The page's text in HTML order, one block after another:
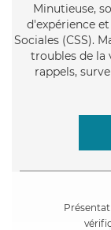
Minutieuse,
d'expérience
Sociales (CSS).
troubles de la
rappels,